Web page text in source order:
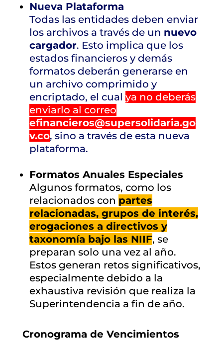
Nueva Plataforma
Todas las entidades deben enviar
los archivos a través de un nuevo
cargador. Esto implica que los
estados financieros y demás
formatos deberán generarse en
un archivo comprimido y
encriptado, el cual ya no deberás
enviarlo al correo
efinancieros@supersolidaria.go
v.co, sino a través de esta nueva
plataforma.
Formatos Anuales Especiales
Algunos formatos, como los
relacionados con partes
relacionadas, grupos de interés,
erogaciones a directivos y
taxonomía bajo las NIIF, se
preparan solo una vez al año.
Estos generan retos significativos,
especialmente debido a la
exhaustiva revisión que realiza la
Superintendencia a fin de año.
Cronograma de Vencimientos